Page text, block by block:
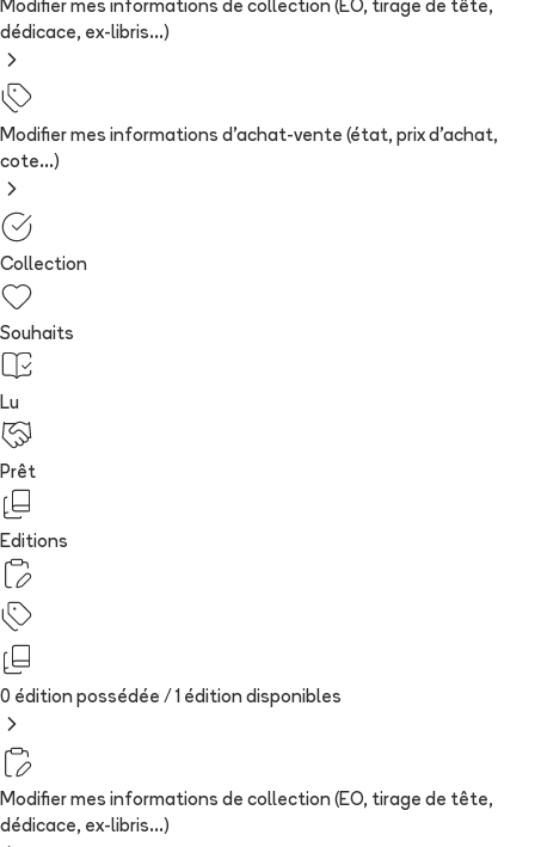
Modifier mes informations de collection (EO, tirage de tête,
dédicace, ex-libris...)
Modifier mes informations d'achat-vente (état, prix d'achat,
cote...)
Collection
Souhaits
Lu
Prêt
Editions
0 édition possédée / 1 édition disponibles
Modifier mes informations de collection (EO, tirage de tête,
dédicace, ex-libris...)